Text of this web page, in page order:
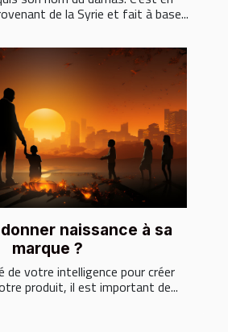
de la Syrie et fait à base...
naissance à sa
marque ?
de votre intelligence pour créer
produit, il est important de...